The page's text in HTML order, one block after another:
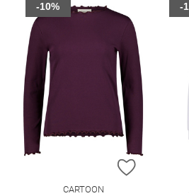
ZUR
CARTOON
-10% -